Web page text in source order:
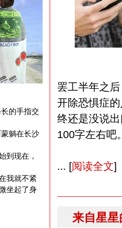
的手指交
躺在长沙
到现在，
我就不紧
坐起了身
罢工半年之
开除恐惧症
终还是没说
100字左右吧
... [阅读全文]
来自星星